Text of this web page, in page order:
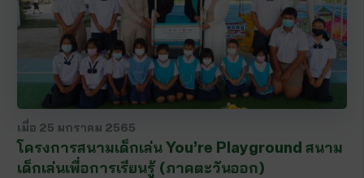
เมื่อ 25 มกราคม 2565
โครงการสนามเด็กเล่น You’re Playground สนาม
เด็กเล่นเพื่อการเรียนรู้ (ภาคตะวันออก)